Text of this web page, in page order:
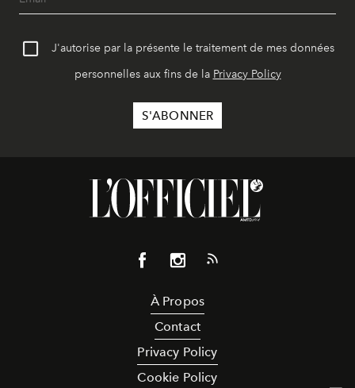
J'autorise par la présente le traitement de mes données
personnelles aux fins de la Privacy Policy
À Propos
Contact
Privacy Policy
Cookie Policy